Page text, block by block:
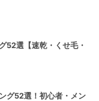
52選【速乾・くせ毛・
グ52選！初心者・メン